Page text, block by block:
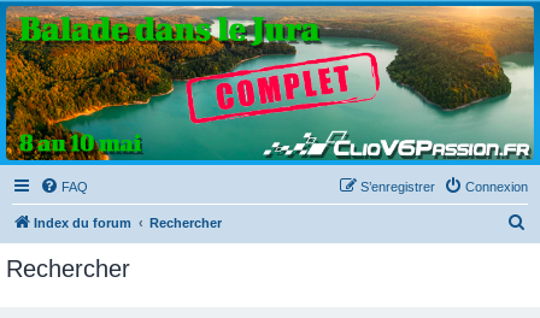
Clio V6 Passion
Le site français des passionnés de Clio V6
FAQ Connexion
S’enregistrer
Index du forum Rechercher
Rechercher